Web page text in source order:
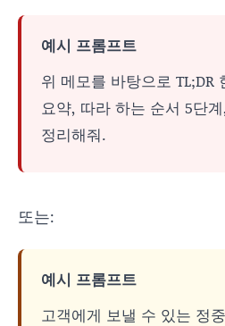
예시 프롬프트
위 메모를 바탕으로 TL;DR
요약, 따라 하는 순서 5단
정리해줘.
또는:
예시 프롬프트
고객에게 보낼 수 있는 정